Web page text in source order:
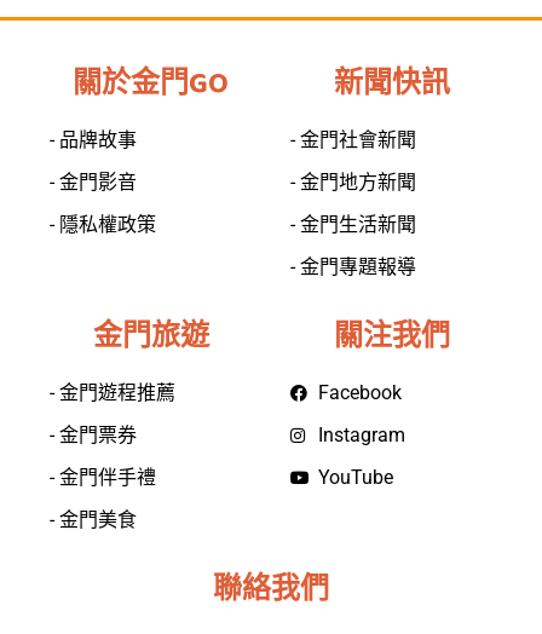
關於金門GO
- 品牌故事
- 金門影音
- 隱私權政策
新聞快訊
- 金門社會新聞
- 金門地方新聞
- 金門生活新聞
- 金門專題報導
金門旅遊
- 金門遊程推薦
- 金門票券
- 金門伴手禮
- 金門美食
關注我們
Facebook
Instagram
YouTube
聯絡我們